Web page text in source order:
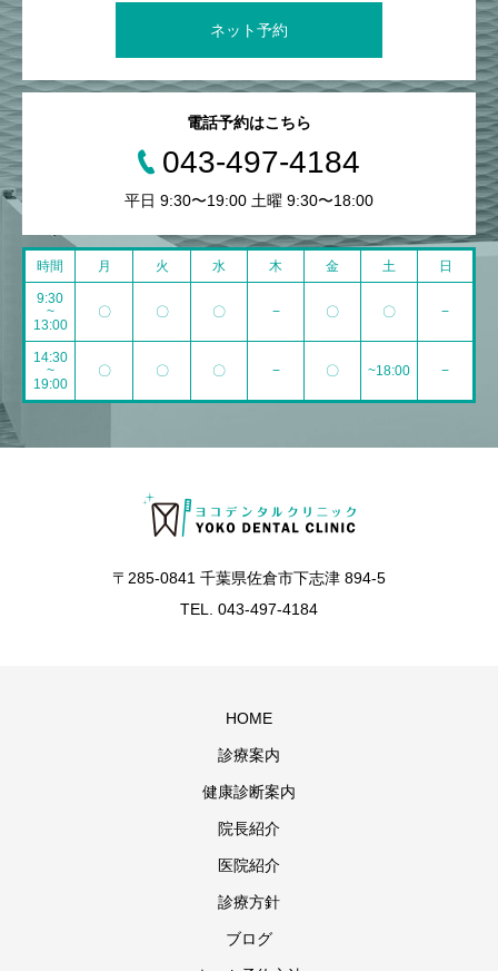
ネット予約
電話予約はこちら
043-497-4184
平日 9:30〜19:00 土曜 9:30〜18:00
時間 月 火 水 木 金 土 日
9:30
~
13:00
〇 〇 〇 − 〇 〇 −
14:30
~
19:00
〇 〇 〇 − 〇 ~18:00 −
〒285-0841 千葉県佐倉市下志津 894-5
TEL. 043-497-4184
HOME
診療案内
健康診断案内
院長紹介
医院紹介
診療方針
ブログ